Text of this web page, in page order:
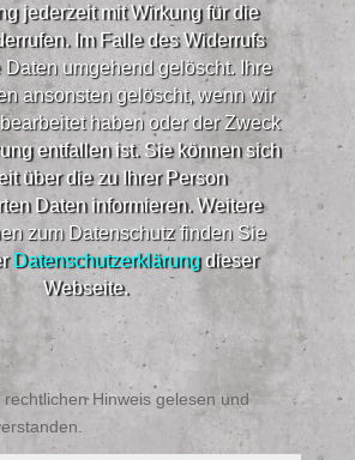
jederzeit mit Wirkung für die
Im Falle des Widerrufs
Daten umgehend gelöscht. Ihre
ansonsten gelöscht, wenn wir
haben oder der Zweck
entfallen ist. Sie können sich
über die zu Ihrer Person
Daten informieren. Weitere
zum Datenschutz finden Sie
Datenschutzerklärungdieser
Webseite.​
Hinweis gelesen und